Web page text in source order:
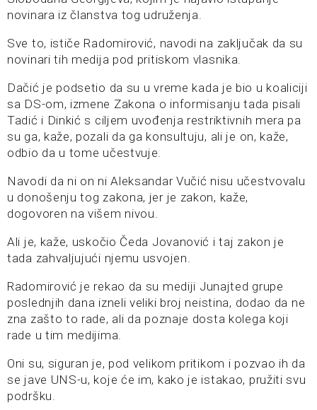
novinara iz članstva tog udruženja.
Sve to, ističe Radomirović, navodi na zaključak da su
novinari tih medija pod pritiskom vlasnika.
Dačić je podsetio da su u vreme kada je bio u koaliciji
sa DS-om, izmene Zakona o informisanju tada pisali
Tadić i Dinkić s ciljem uvođenja restriktivnih mera pa
su ga, kaže, pozali da ga konsultuju, ali je on, kaže,
odbio da u tome učestvuje.
Navodi da ni on ni Aleksandar Vučić nisu učestvovalu
u donošenju tog zakona, jer je zakon, kaže,
dogovoren na višem nivou.
Ali je, kaže, uskočio Čeda Jovanović i taj zakon je
tada zahvaljujući njemu usvojen.
Radomirović je rekao da su mediji Junajted grupe
poslednjih dana izneli veliki broj neistina, dodao da ne
zna zašto to rade, ali da poznaje dosta kolega koji
rade u tim medijima.
Oni su, siguran je, pod velikom pritikom i pozvao ih da
se jave UNS-u, koje će im, kako je istakao, pružiti svu
podršku.